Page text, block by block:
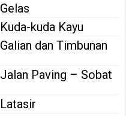
kuda Kayu
dan Timbunan
Paving – Sobat